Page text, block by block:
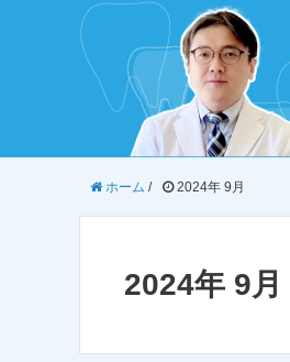
ホーム / 2024年 9月
2024年 9